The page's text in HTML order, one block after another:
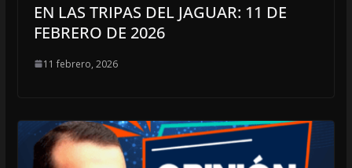
EN LAS TRIPAS DEL JAGUAR: 11 DE
FEBRERO DE 2026
11 febrero, 2026